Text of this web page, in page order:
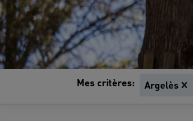
Mes critères: Argelès